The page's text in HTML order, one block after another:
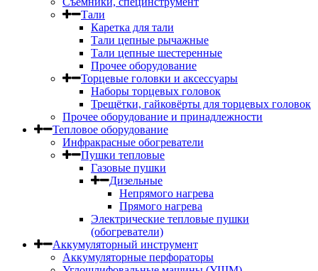
Тали
Каретка для тали
Тали цепные рычажные
Тали цепные шестеренные
Прочее оборудование
Торцевые головки и аксессуары
Наборы торцевых головок
Трещётки, гайковёрты для торцевых головок
Прочее оборудование и принадлежности
Тепловое оборудование
Инфракрасные обогреватели
Пушки тепловые
Газовые пушки
Дизельные
Непрямого нагрева
Прямого нагрева
Электрические тепловые пушки
(обогреватели)
Аккумуляторный инструмент
Аккумуляторные перфораторы